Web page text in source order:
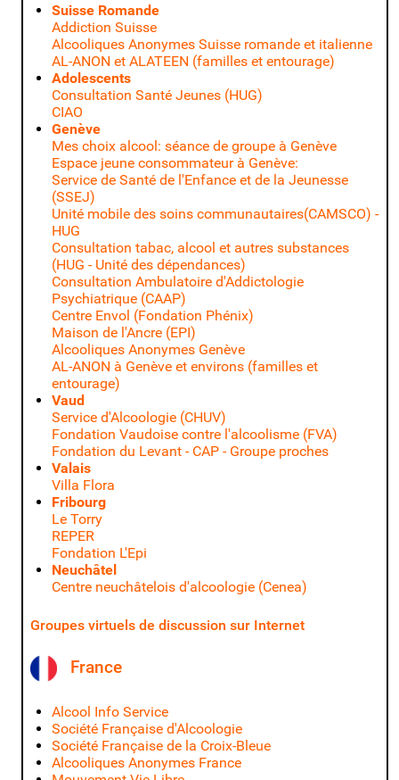
Suisse Romande
Addiction Suisse
Alcooliques Anonymes Suisse romande et italienne
AL-ANON et ALATEEN (familles et entourage)
Adolescents
Consultation Santé Jeunes (HUG)
CIAO
Genève
Mes choix alcool: séance de groupe à Genève
Espace jeune consommateur à Genève:
Service de Santé de l'Enfance et de la Jeunesse
(SSEJ)
Unité mobile des soins communautaires(CAMSCO) -
HUG
Consultation tabac, alcool et autres substances
(HUG - Unité des dépendances)
Consultation Ambulatoire d'Addictologie
Psychiatrique (CAAP)
Centre Envol (Fondation Phénix)
Maison de l'Ancre (EPI)
Alcooliques Anonymes Genève
AL-ANON à Genève et environs (familles et
entourage)
Vaud
Service d'Alcoologie (CHUV)
Fondation Vaudoise contre l'alcoolisme (FVA)
Fondation du Levant - CAP - Groupe proches
Valais
Villa Flora
Fribourg
Le Torry
REPER
Fondation L'Epi
Neuchâtel
Centre neuchâtelois d'alcoologie (Cenea)
Groupes virtuels de discussion sur Internet
France
Alcool Info Service
Société Française d'Alcoologie
Société Française de la Croix-Bleue
Alcooliques Anonymes France